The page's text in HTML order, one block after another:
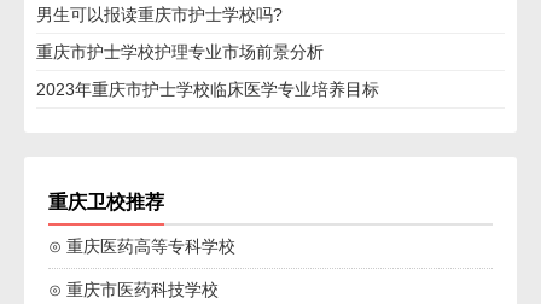
男生可以报读重庆市护士学校吗?
重庆市护士学校护理专业市场前景分析
2023年重庆市护士学校临床医学专业培养目标
重庆卫校推荐
⊙ 重庆医药高等专科学校
⊙ 重庆市医药科技学校